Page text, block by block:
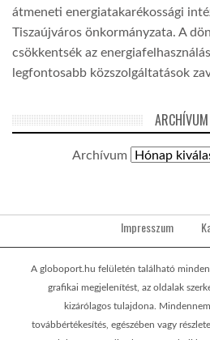
átmeneti energiatakarékossági
Tiszaújváros önkormányzata. A
csökkentsék az
legfontosabb közszolgáltatások
ARCHÍVUM
Archívum
Impresszum
A globoport.hu felületén található
grafikai megjelenítést, az oldalak
kizárólagos tulajdona.
továbbértékesítés, egészében vagy